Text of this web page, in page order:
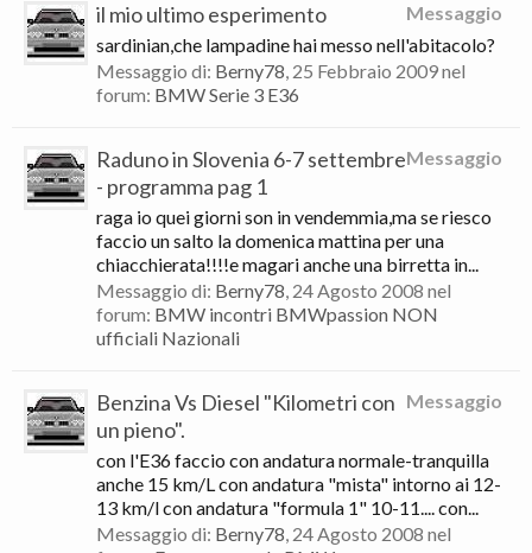
Messaggio
il mio ultimo esperimento
sardinian,che lampadine hai messo nell'abitacolo?
Messaggio di: Berny78, 25 Febbraio 2009nel
forum: BMW Serie 3 E36
Messaggio
Raduno in Slovenia 6-7 settembre
- programma pag 1
raga io quei giorni son in vendemmia,ma se riesco
faccio un salto la domenica mattina per una
chiacchierata!!!!e magari anche una birretta in...
Messaggio di: Berny78, 24 Agosto 2008 nel
forum: BMW incontri BMWpassion NON
ufficiali Nazionali
Messaggio
Benzina Vs Diesel "Kilometri con
un pieno".
con l'E36 faccio con andatura normale-tranquilla
anche 15 km/L con andatura "mista" intorno ai 12-
13 km/l con andatura "formula 1" 10-11.... con...
Messaggio di: Berny78, 24 Agosto 2008 nel